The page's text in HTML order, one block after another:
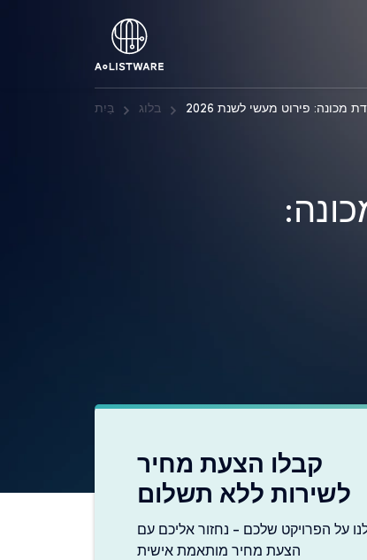
בַּיִת בלוג פירוט מעשי לשנת 2026
קבלו הצעת מחיר
לשירות ללא תשלום
על הפרויקט שלכם - נחזור אליכם עם
הצעת מחיר מותאמת אישית